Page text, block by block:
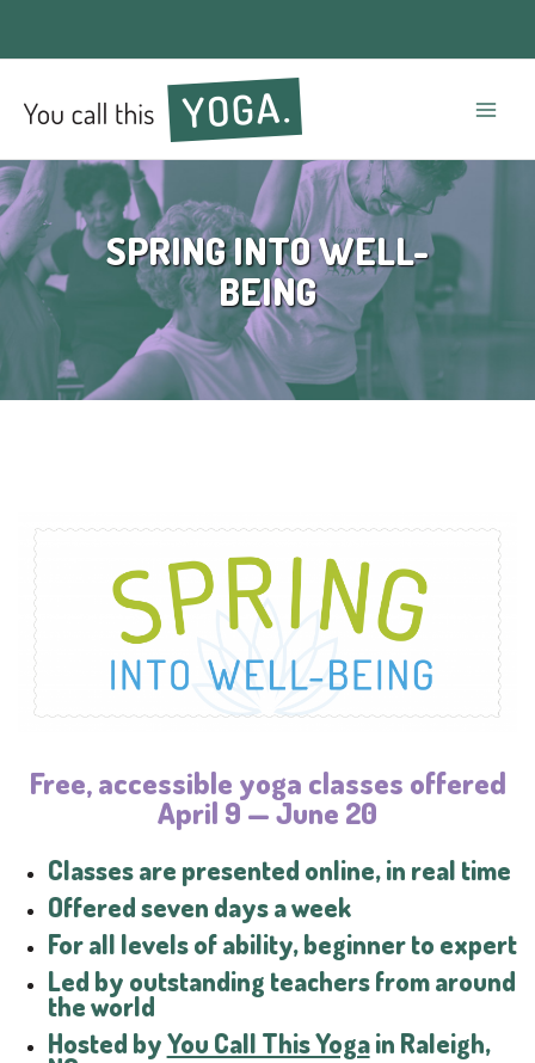
SPRING INTO WELL-
BEING
Free, accessible yoga classes offered
April 9 — June 20
Classes are presented online, in real time
Offered seven days a week
For all levels of ability, beginner to expert
Led by outstanding teachers from around
the world
Hosted byYou Call This Yogain Raleigh,